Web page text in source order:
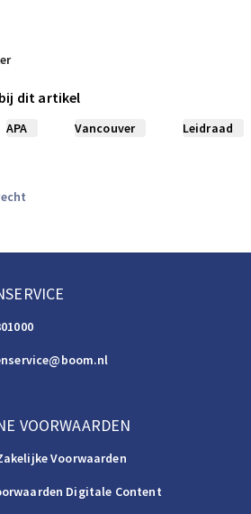
dit artikel
APA Vancouver Leidraad
VOORWAARDEN
Voorwaarden
Digitale Content